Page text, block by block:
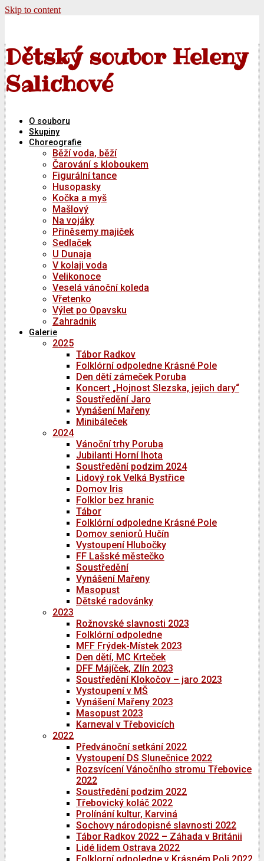
Skip to content
Dětský soubor Heleny
Salichové
O souboru
Skupiny
Choreografie
Běží voda, běží
Čarování s kloboukem
Figurální tance
Husopasky
Kočka a myš
Mašlový
Na vojáky
Přiněsemy majiček
Sedlaček
U Dunaja
V kolaji voda
Velikonoce
Veselá vánoční koleda
Vřetenko
Výlet po Opavsku
Zahradnik
Galerie
2025
Tábor Radkov
Folklórní odpoledne Krásné Pole
Den dětí zámeček Poruba
Koncert „Hojnost Slezska, jejich dary“
Soustředění Jaro
Vynášení Mařeny
Minibáleček
2024
Vánoční trhy Poruba
Jubilanti Horní lhota
Soustředění podzim 2024
Lidový rok Velká Bystřice
Domov Iris
Folklor bez hranic
Tábor
Folklórní odpoledne Krásné Pole
Domov seniorů Hučín
Vystoupení Hlubočky
FF Lašské městečko
Soustředění
Vynášení Mařeny
Masopust
Dětské radovánky
2023
Rožnovské slavnosti 2023
Folklórní odpoledne
MFF Frýdek-Místek 2023
Den dětí, MC Krteček
DFF Májíček, Zlín 2023
Soustředění Klokočov – jaro 2023
Vystoupení v MŠ
Vynášení Mařeny 2023
Masopust 2023
Karneval v Třebovicích
2022
Předvánoční setkání 2022
Vystoupení DS Slunečnice 2022
Rozsvícení Vánočního stromu Třebovice
2022
Soustředění podzim 2022
Třebovický koláč 2022
Prolínání kultur, Karviná
Sochovy národopisné slavnosti 2022
Tábor Radkov 2022 – Záhada v Británii
Lidé lidem Ostrava 2022